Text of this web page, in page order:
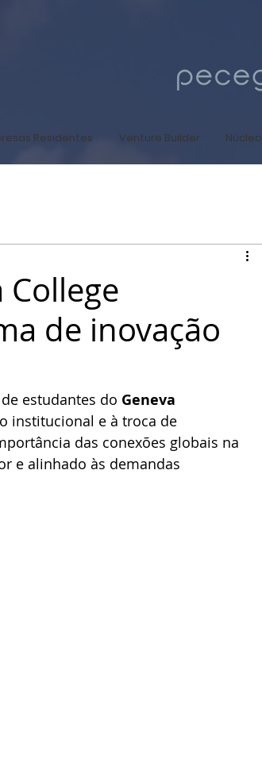
Residentes Venture Builder Núcleo
de inovação
estudantes do Geneva
institucional e à troca de
das conexões globais na
e alinhado às demandas